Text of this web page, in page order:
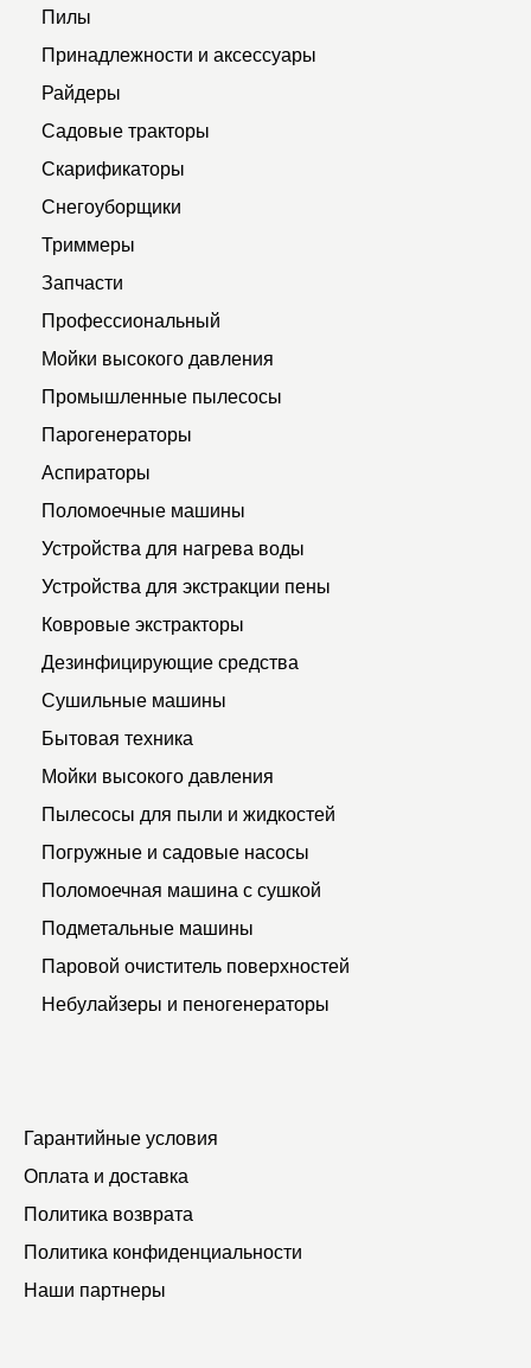
Пилы
Принадлежности и аксессуары
Райдеры
Садовые тракторы
Скарификаторы
Снегоуборщики
Триммеры
Запчасти
Профессиональный
Мойки высокого давления
Промышленные пылесосы
Парогенераторы
Аспираторы
Поломоечные машины
Устройства для нагрева воды
Устройства для экстракции пены
Ковровые экстракторы
Дезинфицирующие средства
Сушильные машины
Бытовая техника
Мойки высокого давления
Пылесосы для пыли и жидкостей
Погружные и садовые насосы
Поломоечная машина с сушкой
Подметальные машины
Паровой очиститель поверхностей
Небулайзеры и пеногенераторы
Гарантийные условия
Оплата и доставка
Политика возврата
Политика конфиденциальности
Наши партнеры